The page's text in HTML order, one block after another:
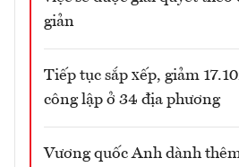
giản
Tiếp tục sắp xếp, giảm
công lập ở 34 địa phương
Vương quốc Anh dành